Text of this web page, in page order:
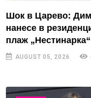
Шок в Царево:
нанесе в
плаж „Нестинарка“
AUGUST 05, 2026